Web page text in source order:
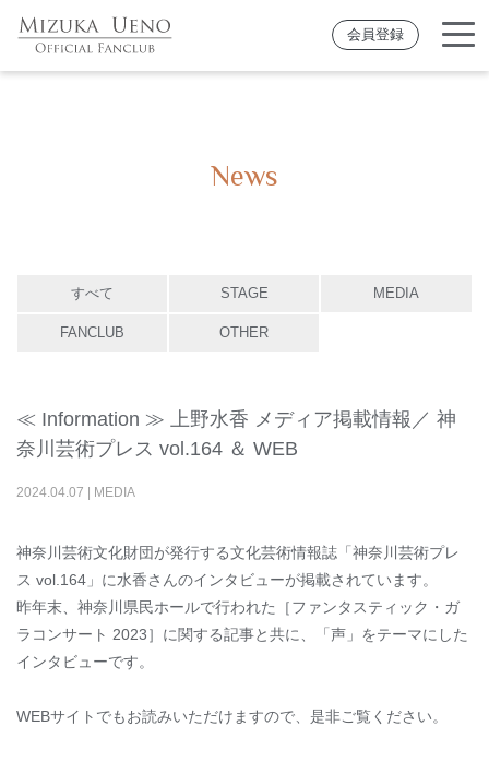
会員登録
News
すべて STAGE MEDIA
FANCLUB OTHER
≪ Information ≫ 上野水香 メディア掲載情報／ 神
奈川芸術プレス vol.164 ＆ WEB
2024.04.07 MEDIA
神奈川芸術文化財団が発行する文化芸術情報誌「神奈川芸術プレ
ス vol.164」に水香さんのインタビューが掲載されています。
昨年末、神奈川県民ホールで行われた［ファンタスティック・ガ
ラコンサート 2023］に関する記事と共に、「声」をテーマにした
インタビューです。
WEBサイトでもお読みいただけますので、是非ご覧ください。